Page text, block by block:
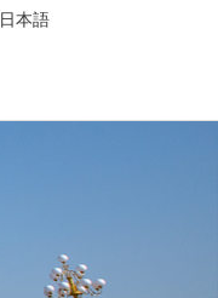
日本語